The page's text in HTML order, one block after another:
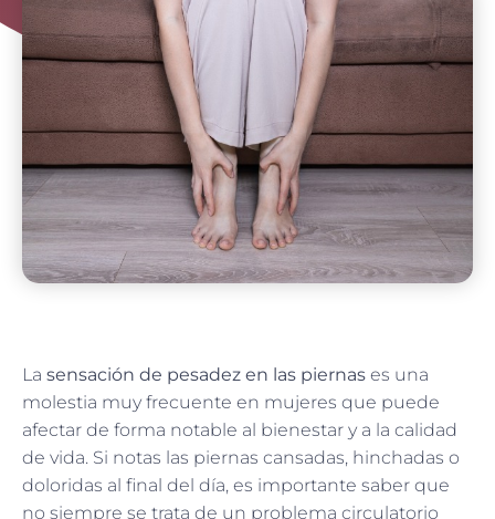
La sensación de pesadez en las piernas es una
molestia muy frecuente en mujeres que puede
afectar de forma notable al bienestar y a la calidad
de vida. Si notas las piernas cansadas, hinchadas o
doloridas al final del día, es importante saber que
no siempre se trata de un problema circulatorio